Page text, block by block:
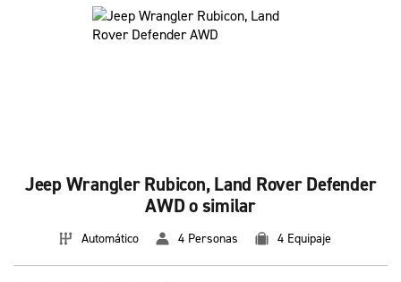
Jeep Wrangler Rubicon, Land Rover Defender
AWD o similar
Automático 4 Personas 4 Equipaje